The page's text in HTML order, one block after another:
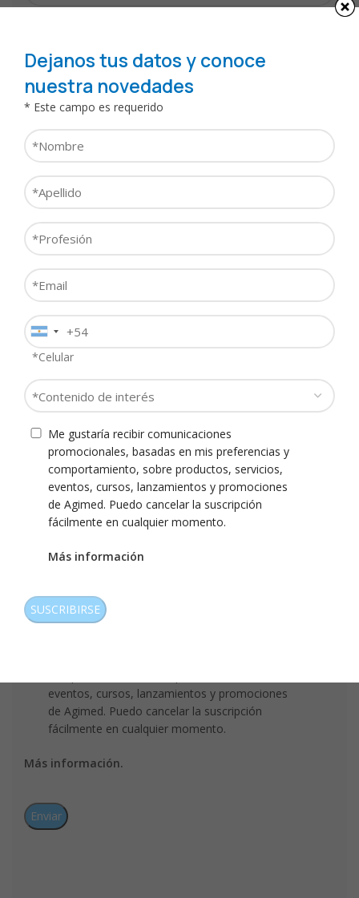
Teléfono
*
/
Lugar
de
trabajo
*
Función
/
Cargo
*
Especialidad
*
Localidad
*
Consulta
Motivo
de
*
Producto
Descripción
consulta
eventos, cursos, lanzamientos y promociones
de Agimed. Puedo cancelar la suscripción
fácilmente en cualquier momento.
Más información.
Dejanos tus datos y conoce
nuestra novedades
* Este campo es requerido
Nombre
*
Apellido
*
Profesión
*
Email
*
Teléfono
*
*Celular
Contenido
de
interés
Consentimiento
Me gustaría recibir comunicaciones
promocionales, basadas en mis preferencias y
comportamiento, sobre productos, servicios,
eventos, cursos, lanzamientos y promociones
de Agimed. Puedo cancelar la suscripción
fácilmente en cualquier momento.
Más información